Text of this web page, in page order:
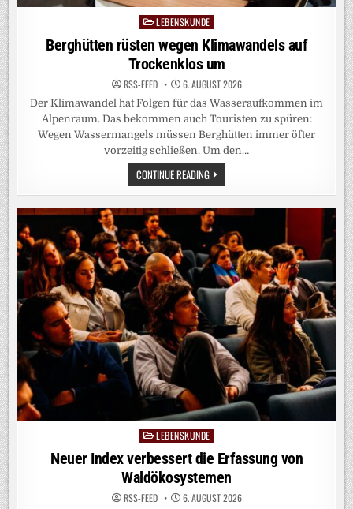
PostedLEBENSKUNDE
Berghütten rüsten wegen Klimawandels auf
Trockenklos um
RSS-FEED 6. AUGUST 2026
Der Klimawandel hat Folgen für das Wasseraufkommen im
Alpenraum. Das bekommen auch Touristen zu spüren:
Wegen Wassermangels müssen Berghütten immer öfter
vorzeitig schließen. Um den…
CONTINUE READINGBERGHÜTTEN
RÜSTEN
WEGEN
AUF
TROCKENKLOS
UM
Posted
in
LEBENSKUNDE
Neuer Index verbessert die Erfassung von
Waldökosystemen
RSS-FEED 6. AUGUST 2026